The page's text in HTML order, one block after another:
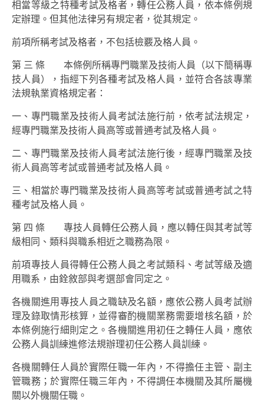
相當等級之特種考試及格者，轉任公務人員，依本條例規
定辦理。但其他法律另有規定者，從其規定。
前項所稱考試及格者，不包括檢覈及格人員。
第 三 條 本條例所稱專門職業及技術人員（以下簡稱專
技人員），指經下列各種考試及格人員，並符合各該專業
法規執業資格規定者：
一、專門職業及技術人員考試法施行前，依考試法規定，
經專門職業及技術人員高等或普通考試及格人員。
二、專門職業及技術人員考試法施行後，經專門職業及技
術人員高等考試或普通考試及格人員。
三、相當於專門職業及技術人員高等考試或普通考試之特
種考試及格人員。
第 四 條 專技人員轉任公務人員，應以轉任與其考試等
級相同、類科與職系相近之職務為限。
前項專技人員得轉任公務人員之考試類科、考試等級及適
用職系，由銓敘部與考選部會同定之。
各機關進用專技人員之職缺及名額，應依公務人員考試辦
理及錄取情形核算，並得審酌機關業務需要增核名額，於
本條例施行細則定之。各機關進用初任之轉任人員，應依
公務人員訓練進修法規辦理初任公務人員訓練。
各機關轉任人員於實際任職一年內，不得擔任主管、副主
管職務；於實際任職三年內，不得調任本機關及其所屬機
關以外機關任職。